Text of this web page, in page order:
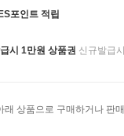
포인트 적립
시 1만원 상품권 신규발급시
래 상품으로 구매하거나 판매